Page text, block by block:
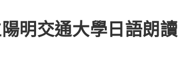
明交通大學日語朗讀